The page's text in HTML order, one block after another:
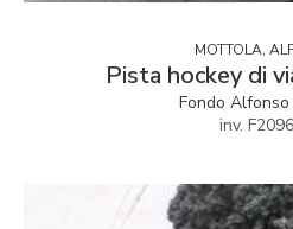
MOTTOLA,
Pista hockey di
Fondo
inv.